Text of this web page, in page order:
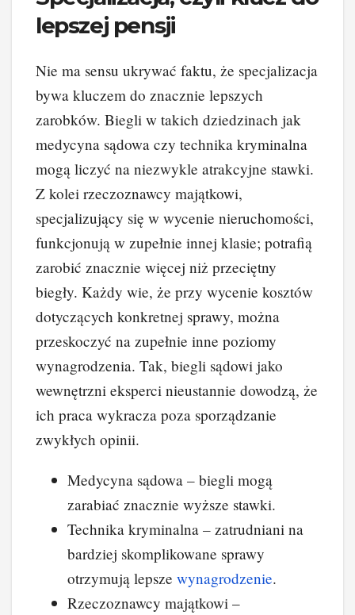
lepszej pensji
Nie ma sensu ukrywać faktu, że specjalizacja
bywa kluczem do znacznie lepszych
zarobków. Biegli w takich dziedzinach jak
medycyna sądowa czy technika kryminalna
mogą liczyć na niezwykle atrakcyjne stawki.
Z kolei rzeczoznawcy majątkowi,
specjalizujący się w wycenie nieruchomości,
funkcjonują w zupełnie innej klasie; potrafią
zarobić znacznie więcej niż przeciętny
biegły. Każdy wie, że przy wycenie kosztów
dotyczących konkretnej sprawy, można
przeskoczyć na zupełnie inne poziomy
wynagrodzenia. Tak, biegli sądowi jako
wewnętrzni eksperci nieustannie dowodzą, że
ich praca wykracza poza sporządzanie
zwykłych opinii.
Medycyna sądowa – biegli mogą
zarabiać znacznie wyższe stawki.
Technika kryminalna – zatrudniani na
bardziej skomplikowane sprawy
otrzymują lepsze wynagrodzenie.
Rzeczoznawcy majątkowi –